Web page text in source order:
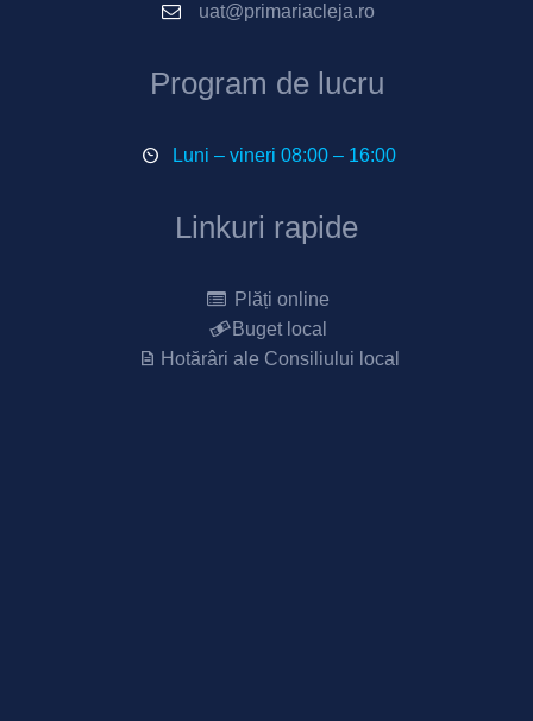
uat@primariacleja.ro
Program de lucru
Luni – vineri 08:00 – 16:00
Linkuri rapide
Plăți online
Buget local
Hotărâri ale Consiliului local